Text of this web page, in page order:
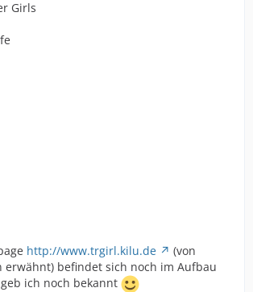
Girls
http://www.trgirl.kilu.de
(von
erwähnt) befindet sich noch im Aufbau
ich noch bekannt